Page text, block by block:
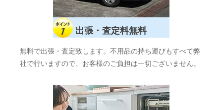
出張・査定料無料
無料で出張・査定致します。不用品の持ち運びもすべて弊
社で行いますので、お客様のご負担は一切ございません。